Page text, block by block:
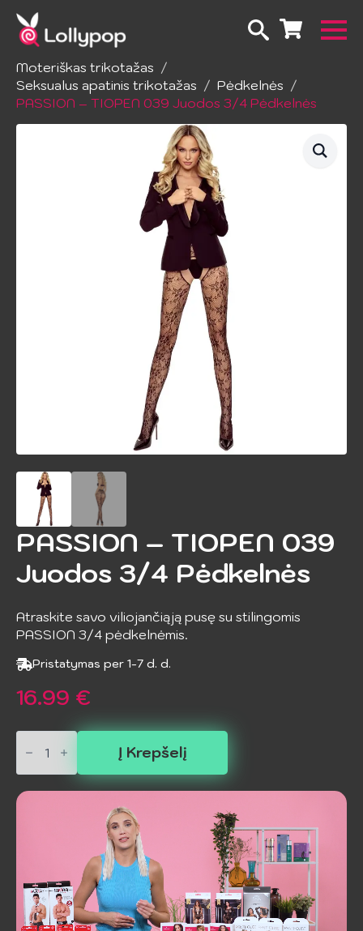
Pradžia
Apatinis trikotažas
Moteriškas trikotažas
Seksualus apatinis trikotažas
Pėdkelnės
PASSION – TIOPEN 039 Juodos 3/4 Pėdkelnės
PASSION – TIOPEN 039
Juodos 3/4 Pėdkelnės
Atraskite savo viliojančiąją pusę su stilingomis
PASSION 3/4 pėdkelnėmis.
Pristatymas per 1-7 d. d.
16.99 €
produkto
kiekis:
PASSION
-
TIOPEN
039
Į Krepšelį